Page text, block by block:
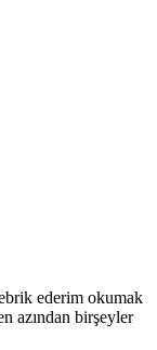
ederim okumak
azından birşeyler